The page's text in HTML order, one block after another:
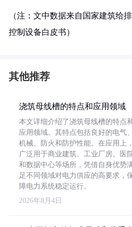
（注：文中数据来自国家建筑给
控制设备白皮书）
其他推荐
浇筑母线槽的特点和应用领域
本文详细介绍了浇筑母线槽的特点
应用领域。其特点包括良好的电气、
机械、防火和防护性能。在应用上，
广泛用于商业建筑、工业厂房、医
和数据中心等场所，凭借自身优势
足不同领域对电力供应的高要求，
障电力系统稳定运行。
2026年8月4日